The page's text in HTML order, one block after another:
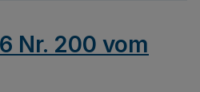
Nr. 200 vom